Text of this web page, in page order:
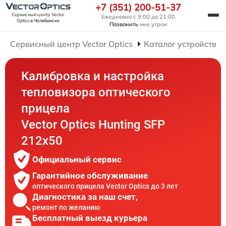
Сервисный центр Vector
Opticsв Челябинске
+7 (351) 200-51-37
Ежедневно с 9:00 до 21:00
Позвонить мне утром
Сервисный центр Vector Optics Каталог устройств
Калибровка и настройка
тепловизора оптического
прицела
Vector Optics Hunting SFP
212x50
Официальный сервис
Гарантийное обслуживание
оптического прицела Vector Optics до 3 лет
Диагностика за наш счет,
ремонт по желанию
Бесплатный выезд курьера